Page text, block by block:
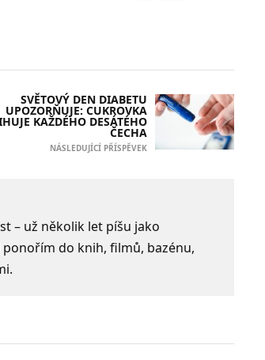
SVĚTOVÝ DEN DIABETU
UPOZORŇUJE: CUKROVKA
KAŽDÉHO DESÁTÉHO
ČECHA
NÁSLEDUJÍCÍ PŘÍSPĚVEK
– už několik let píšu jako
do knih, filmů, bazénu,